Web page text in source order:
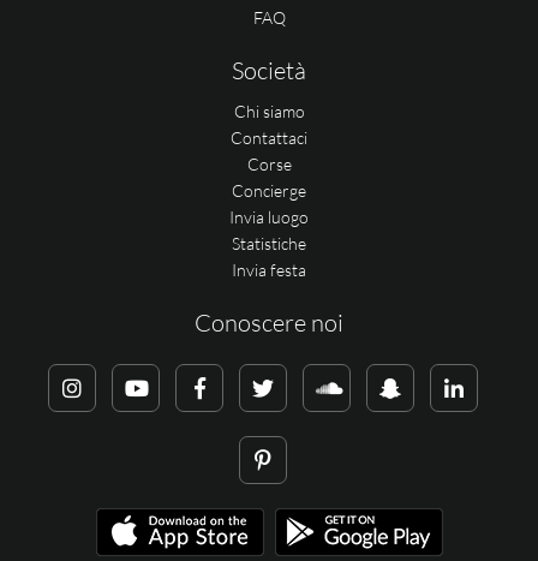
FAQ
Società
Chi siamo
Contattaci
Corse
Concierge
Invia luogo
Statistiche
Invia festa
Conoscere noi